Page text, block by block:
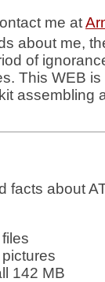
me at
about me,
of
This WEB
assembling
facts about
files
pictures
142 MB